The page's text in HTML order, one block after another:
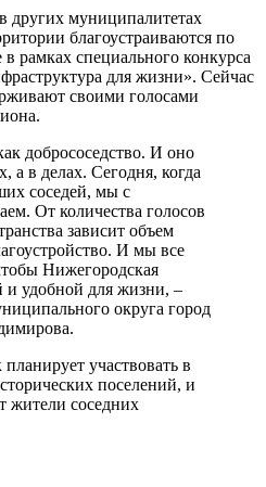
других муниципалитетах
благоустраиваются по
рамках специального конкурса
для жизни». Сейчас
своими голосами
добрососедство. И оно
а в делах. Сегодня, когда
соседей, мы с
От количества голосов
зависит объем
И мы все
Нижегородская
и удобной для жизни, –
округа город
участвовать в
поселений, и
жители соседних